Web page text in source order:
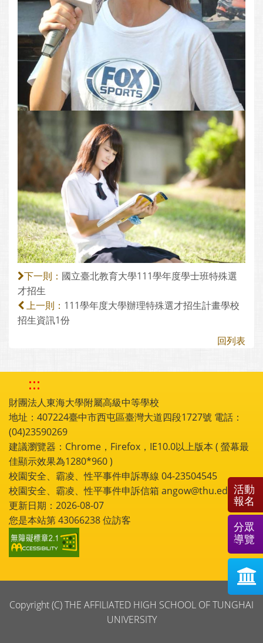
下一則： 國立臺北教育大學111學年度學士班特殊選
才招生
上一則： 111學年度大學辦理特殊選才招生計畫學校
招生資訊1份
回列表
:::
財團法人東海大學附屬高級中等學校
地址：407224臺中市西屯區臺灣大道四段1727號 電話：
(04)23590269
建議瀏覽器：Chrome，Firefox，IE10.0以上版本 ( 螢幕最
佳顯示效果為1280*960 )
校園安全、霸凌、性平事件申訴專線 04-23504545
校園安全、霸凌、性平事件申訴信箱 angow@thu.edu.tw
更新日期：2026-08-07
您是本站第43066238位訪客
Copyright (C) THE AFFILIATED HIGH SCHOOL OF TUNGHAI
UNIVERSITY
活動
報名
分眾
導覽